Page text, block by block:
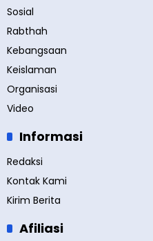
Sosial
Rabthah
Kebangsaan
Keislaman
Organisasi
Video
Informasi
Redaksi
Kontak Kami
Kirim Berita
Afiliasi